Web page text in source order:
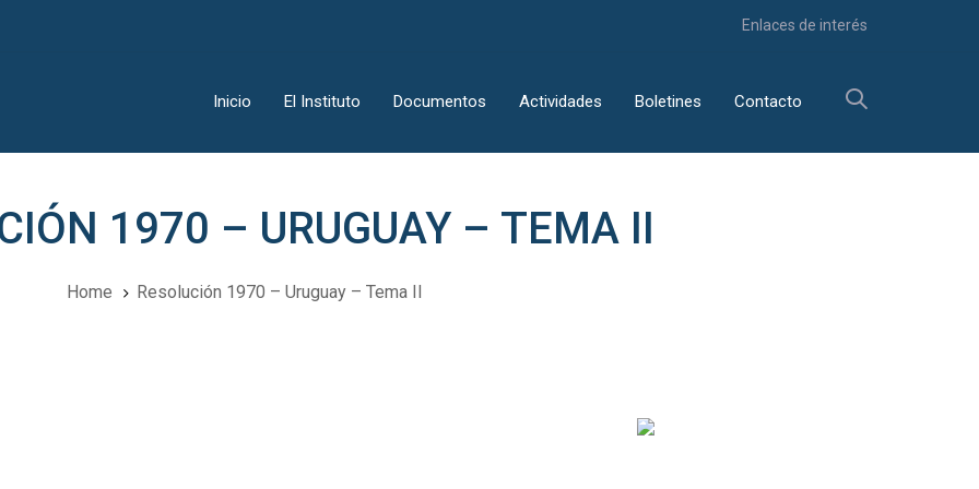
Enlaces de interés
Inicio El Instituto Documentos Actividades Boletines Contacto
1970 – URUGUAY – TEMA II
Home Resolución 1970 – Uruguay – Tema II